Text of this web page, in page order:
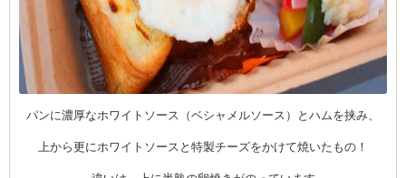
室・テイクアウト
パンに濃厚なホワイトソース（ベシャメルソース）とハムを挟み、
上から更にホワイトソースと特製チーズをかけて焼いたもの！